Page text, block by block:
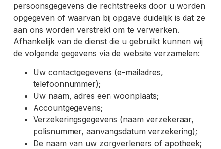
persoonsgegevens die rechtstreeks door u worden
opgegeven of waarvan bij opgave duidelijk is dat ze
aan ons worden verstrekt om te verwerken.
Afhankelijk van de dienst die u gebruikt kunnen wij
de volgende gegevens via de website verzamelen:
Uw contactgegevens (e-mailadres,
telefoonnummer);
Uw naam, adres een woonplaats;
Accountgegevens;
Verzekeringsgegevens (naam verzekeraar,
polisnummer, aanvangsdatum verzekering);
De naam van uw zorgverleners of apotheek;